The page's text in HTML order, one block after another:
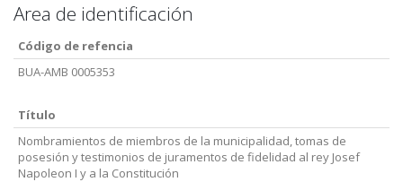
Area de identificación
Código de refencia
BUA-AMB 0005353
Título
Nombramientos de miembros de la municipalidad, tomas de
posesión y testimonios de juramentos de fidelidad al rey Josef
Napoleon I y a la Constitución